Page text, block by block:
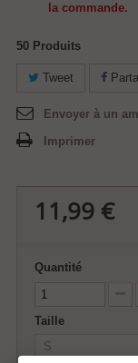
la commande.
50 Produits
Tweet
Envoyer à un
Imprimer
11,99 €
Quantité
Taille